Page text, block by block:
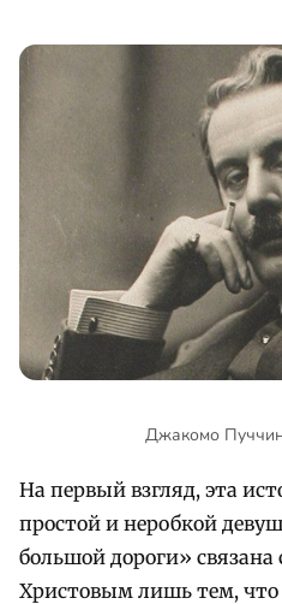
Джакомо
На первый взгляд, эта
простой и неробкой
большой дороги» связана
Христовым лишь тем, что